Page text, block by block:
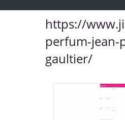
https://
perfum-jean-
gaultier/